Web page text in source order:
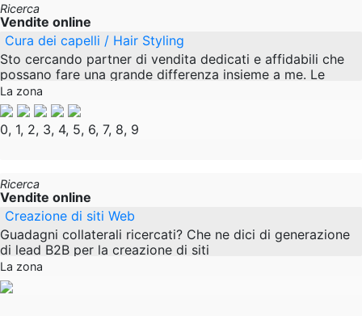
Ricerca
Vendite online
Cura dei capelli / Hair Styling
Sto cercando partner di vendita dedicati e affidabili che
possano fare una grande differenza insieme a me. Le
persone con la passione per la comunicazione, la
La zona
0, 1, 2, 3, 4, 5, 6, 7, 8, 9
Ricerca
Vendite online
Creazione di siti Web
Guadagni collaterali ricercati? Che ne dici di generazione
di lead B2B per la creazione di siti
web/programmazione/graphic design/marketing online?
La
La zona